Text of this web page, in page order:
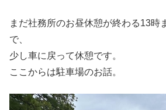
まだ社務所のお昼休憩が終わる13時
で、
少し車に戻って休憩です。
ここからは駐車場のお話。